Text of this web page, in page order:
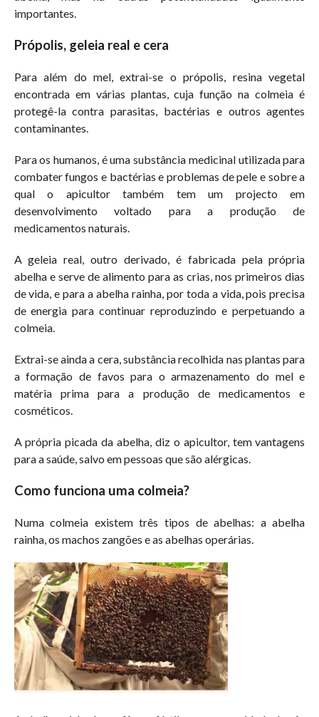
importantes.
Própolis, geleia real e cera
Para além do mel, extrai-se o própolis, resina vegetal
encontrada em várias plantas, cuja função na colmeia é
protegê-la contra parasitas, bactérias e outros agentes
contaminantes.
Para os humanos, é uma substância medicinal utilizada para
combater fungos e bactérias e problemas de pele e sobre a
qual o apicultor também tem um projecto em
desenvolvimento voltado para a produção de
medicamentos naturais.
A geleia real, outro derivado, é fabricada pela própria
abelha e serve de alimento para as crias, nos primeiros dias
de vida, e para a abelha rainha, por toda a vida, pois precisa
de energia para continuar reproduzindo e perpetuando a
colmeia.
Extrai-se ainda a cera, substância recolhida nas plantas para
a formação de favos para o armazenamento do mel e
matéria prima para a produção de medicamentos e
cosméticos.
A própria picada da abelha, diz o apicultor, tem vantagens
para a saúde, salvo em pessoas que são alérgicas.
Como funciona uma colmeia?
Numa colmeia existem três tipos de abelhas: a abelha
rainha, os machos zangões e as abelhas operárias.